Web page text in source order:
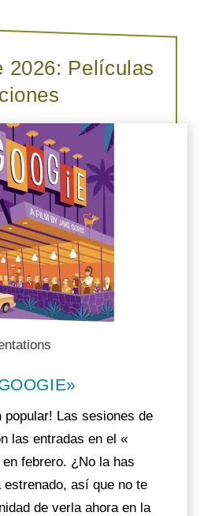
2026: Películas
popular! Las sesiones de
las entradas en el «
febrero. ¿No la has
así que no te
de verla ahora en la